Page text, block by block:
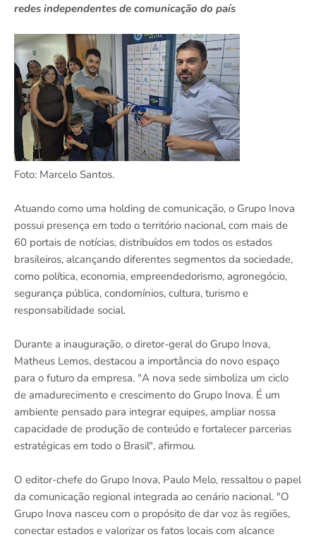
redes independentes de comunicação do país
Foto: Marcelo Santos.
Atuando como uma holding de comunicação, o Grupo Inova
possui presença em todo o território nacional, com mais de
60 portais de notícias, distribuídos em todos os estados
brasileiros, alcançando diferentes segmentos da sociedade,
como política, economia, empreendedorismo, agronegócio,
segurança pública, condomínios, cultura, turismo e
responsabilidade social.
Durante a inauguração, o diretor-geral do Grupo Inova,
Matheus Lemos, destacou a importância do novo espaço
para o futuro da empresa. "A nova sede simboliza um ciclo
de amadurecimento e crescimento do Grupo Inova. É um
ambiente pensado para integrar equipes, ampliar nossa
capacidade de produção de conteúdo e fortalecer parcerias
estratégicas em todo o Brasil", afirmou.
O editor-chefe do Grupo Inova, Paulo Melo, ressaltou o papel
da comunicação regional integrada ao cenário nacional. "O
Grupo Inova nasceu com o propósito de dar voz às regiões,
conectar estados e valorizar os fatos locais com alcance